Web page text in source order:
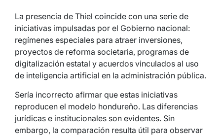
La presencia de Thiel coincide con una serie de
iniciativas impulsadas por el Gobierno nacional:
regímenes especiales para atraer inversiones,
proyectos de reforma societaria, programas de
digitalización estatal y acuerdos vinculados al uso
de inteligencia artificial en la administración pública.
Sería incorrecto afirmar que estas iniciativas
reproducen el modelo hondureño. Las diferencias
jurídicas e institucionales son evidentes. Sin
embargo, la comparación resulta útil para observar